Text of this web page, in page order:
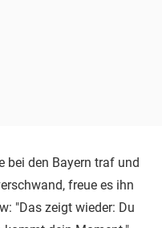
bei den Bayern traf und
freue es ihn
"Das zeigt wieder: Du